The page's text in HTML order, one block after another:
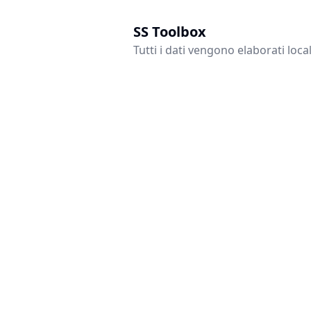
SS Toolbox
Tutti i dati vengono elaborati